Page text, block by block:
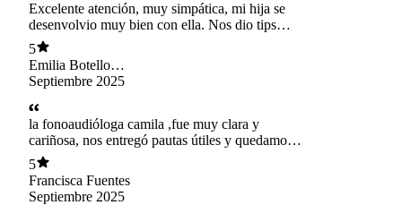
Excelente atención, muy simpática, mi hija se
desenvolvio muy bien con ella. Nos dio tips
valiosos para el desarrollo del habla de mi bebé
5
Emilia Botello
Espioza
Septiembre 2025
la fonoaudióloga camila ,fue muy clara y
cariñosa, nos entregó pautas útiles y quedamos
muy agradecidos.
5
Francisca Fuentes
Septiembre 2025